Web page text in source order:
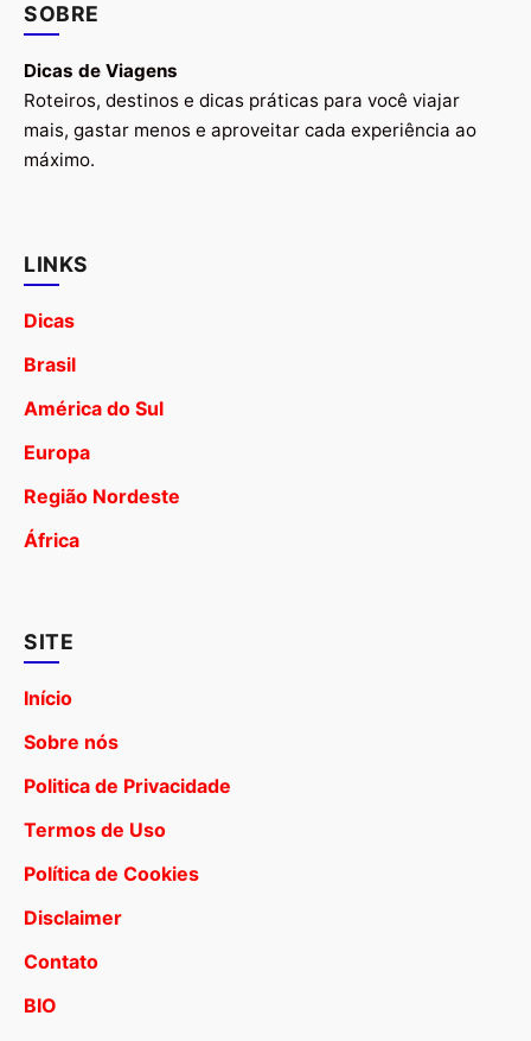
SOBRE
Dicas de Viagens
Roteiros, destinos e dicas práticas para você viajar
mais, gastar menos e aproveitar cada experiência ao
máximo.
LINKS
Dicas
Brasil
América do Sul
Europa
Região Nordeste
África
SITE
Início
Sobre nós
Politica de Privacidade
Termos de Uso
Política de Cookies
Disclaimer
Contato
BIO